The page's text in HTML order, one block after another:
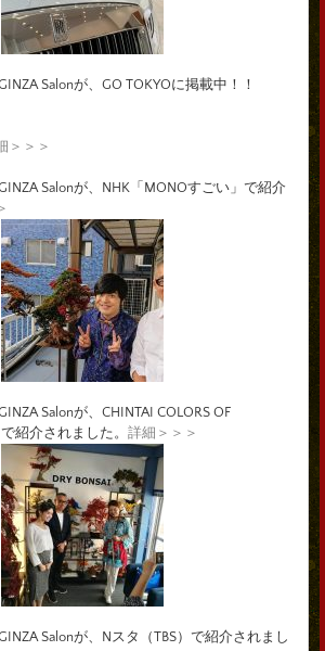
Salonが、GO TOKYOに掲載中！！
＞＞＞
Salonが、NHK「MONOすごい」で紹介
Salonが、CHINTAI COLORS OF
紹介されました。 詳細＞＞＞
Salonが、Nスタ（TBS）で紹介されまし